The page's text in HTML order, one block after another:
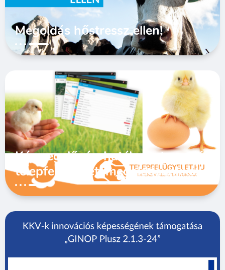
Megoldás hőstressz ellen!
Kármegelőzés, hatékony termelés
telepfelügyeleti megoldásunkkal!